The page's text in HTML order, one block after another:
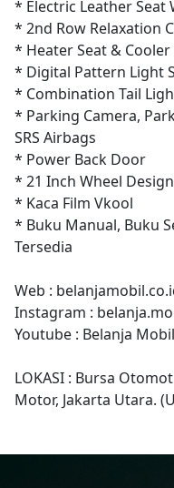
* Electric Leather Seat
* 2nd Row Relaxation
* Heater Seat & Cooler
* Digital Pattern Light
* Combination Tail
* Parking Camera,
SRS Airbags
* Power Back Door
* 21 Inch Wheel
* Kaca Film Vkool
* Buku Manual, Buku
Tersedia
Web :
Instagram :
Youtube : Belanja Mobil
LOKASI : Bursa
Motor, Jakarta Utara.